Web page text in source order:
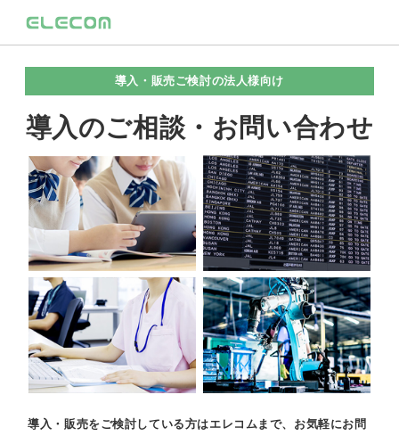
導入・販売ご検討の法人様向け
導入のご相談・お問い合わせ
導入・販売をご検討している方はエレコムまで、お気軽にお問